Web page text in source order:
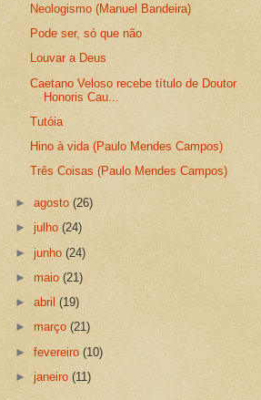
Neologismo (Manuel Bandeira)
Pode ser, só que não
Louvar a Deus
Caetano Veloso recebe título de Doutor
Honoris Cau...
Tutóia
Hino à vida (Paulo Mendes Campos)
Três Coisas (Paulo Mendes Campos)
►agosto(26)
►julho(24)
►junho(24)
►maio(21)
►abril(19)
►março(21)
►fevereiro(10)
►janeiro(11)